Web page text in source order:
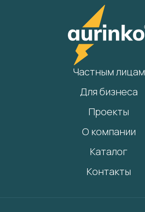
Частным лицам
Для бизнеса
Проекты
О компании
Каталог
Контакты